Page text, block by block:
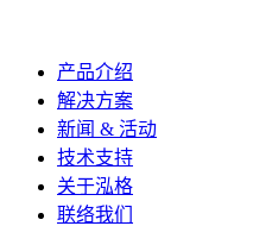
产品介绍
解决方案
新闻 & 活动
技术支持
关于泓格
联络我们